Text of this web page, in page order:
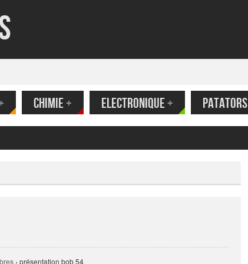
CHIMIE+ ELECTRONIQUE+ PATATORS
› présentation bob 54